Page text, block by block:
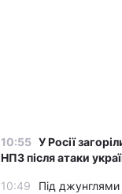
10:55 У Росії
НПЗ після атаки
10:49
Під